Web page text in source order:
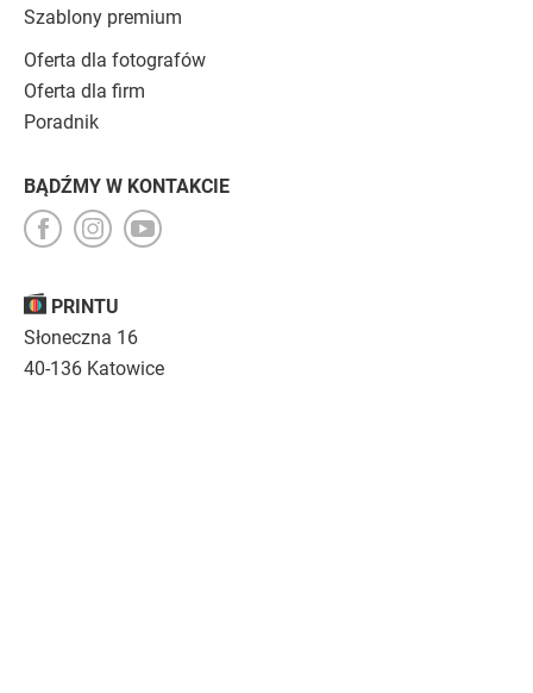
PRINTU
Słoneczna 16
40-136 Katowice
Szablony premium
Oferta dla fotografów
Oferta dla firm
Poradnik
BĄDŹMY W KONTAKCIE